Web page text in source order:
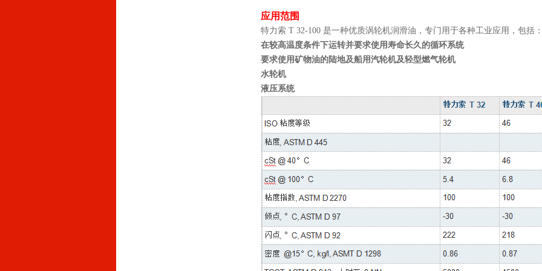
应用范围
特力索 T 32-100 是一种优质涡轮机润滑油，专门用于各种工业应用，包括
在较高温度条件下运转并要求使用寿命长久的循环系统
要求使用矿物油的陆地及船用汽轮机及轻型燃气轮机
水轮机
液压系统